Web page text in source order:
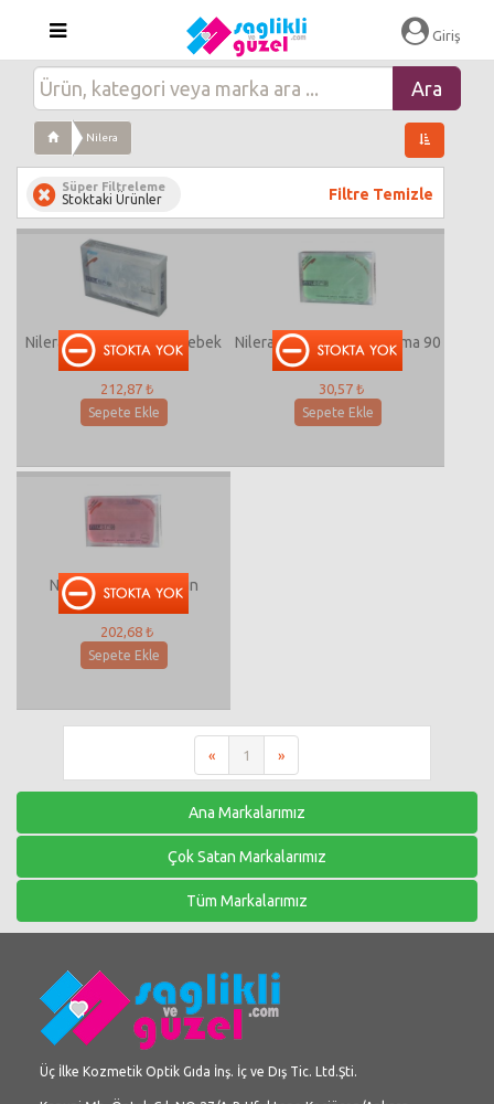
Giriş
Nilera
Süper Filtreleme
Stoktaki Ürünler Filtre Temizle
Nilera Gliserinli Sabun Bebek
90 Gram
212,87 ₺
Sepete Ekle
Nilera Gliserinli Sabun Elma 90
Gram
30,57 ₺
Sepete Ekle
Nilera Gliserinli Sabun
Frambuaz 90 Gram
202,68 ₺
Sepete Ekle
« 1 »
Ana Markalarımız
Çok Satan Markalarımız
Tüm Markalarımız
Üç İlke Kozmetik Optik Gıda İnş. İç ve Dış Tic. Ltd.Şti.